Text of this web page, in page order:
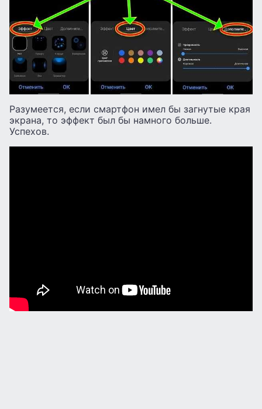
Разумеется, если смартфон имел бы загнутые края
экрана, то эффект был бы намного больше.
Успехов.